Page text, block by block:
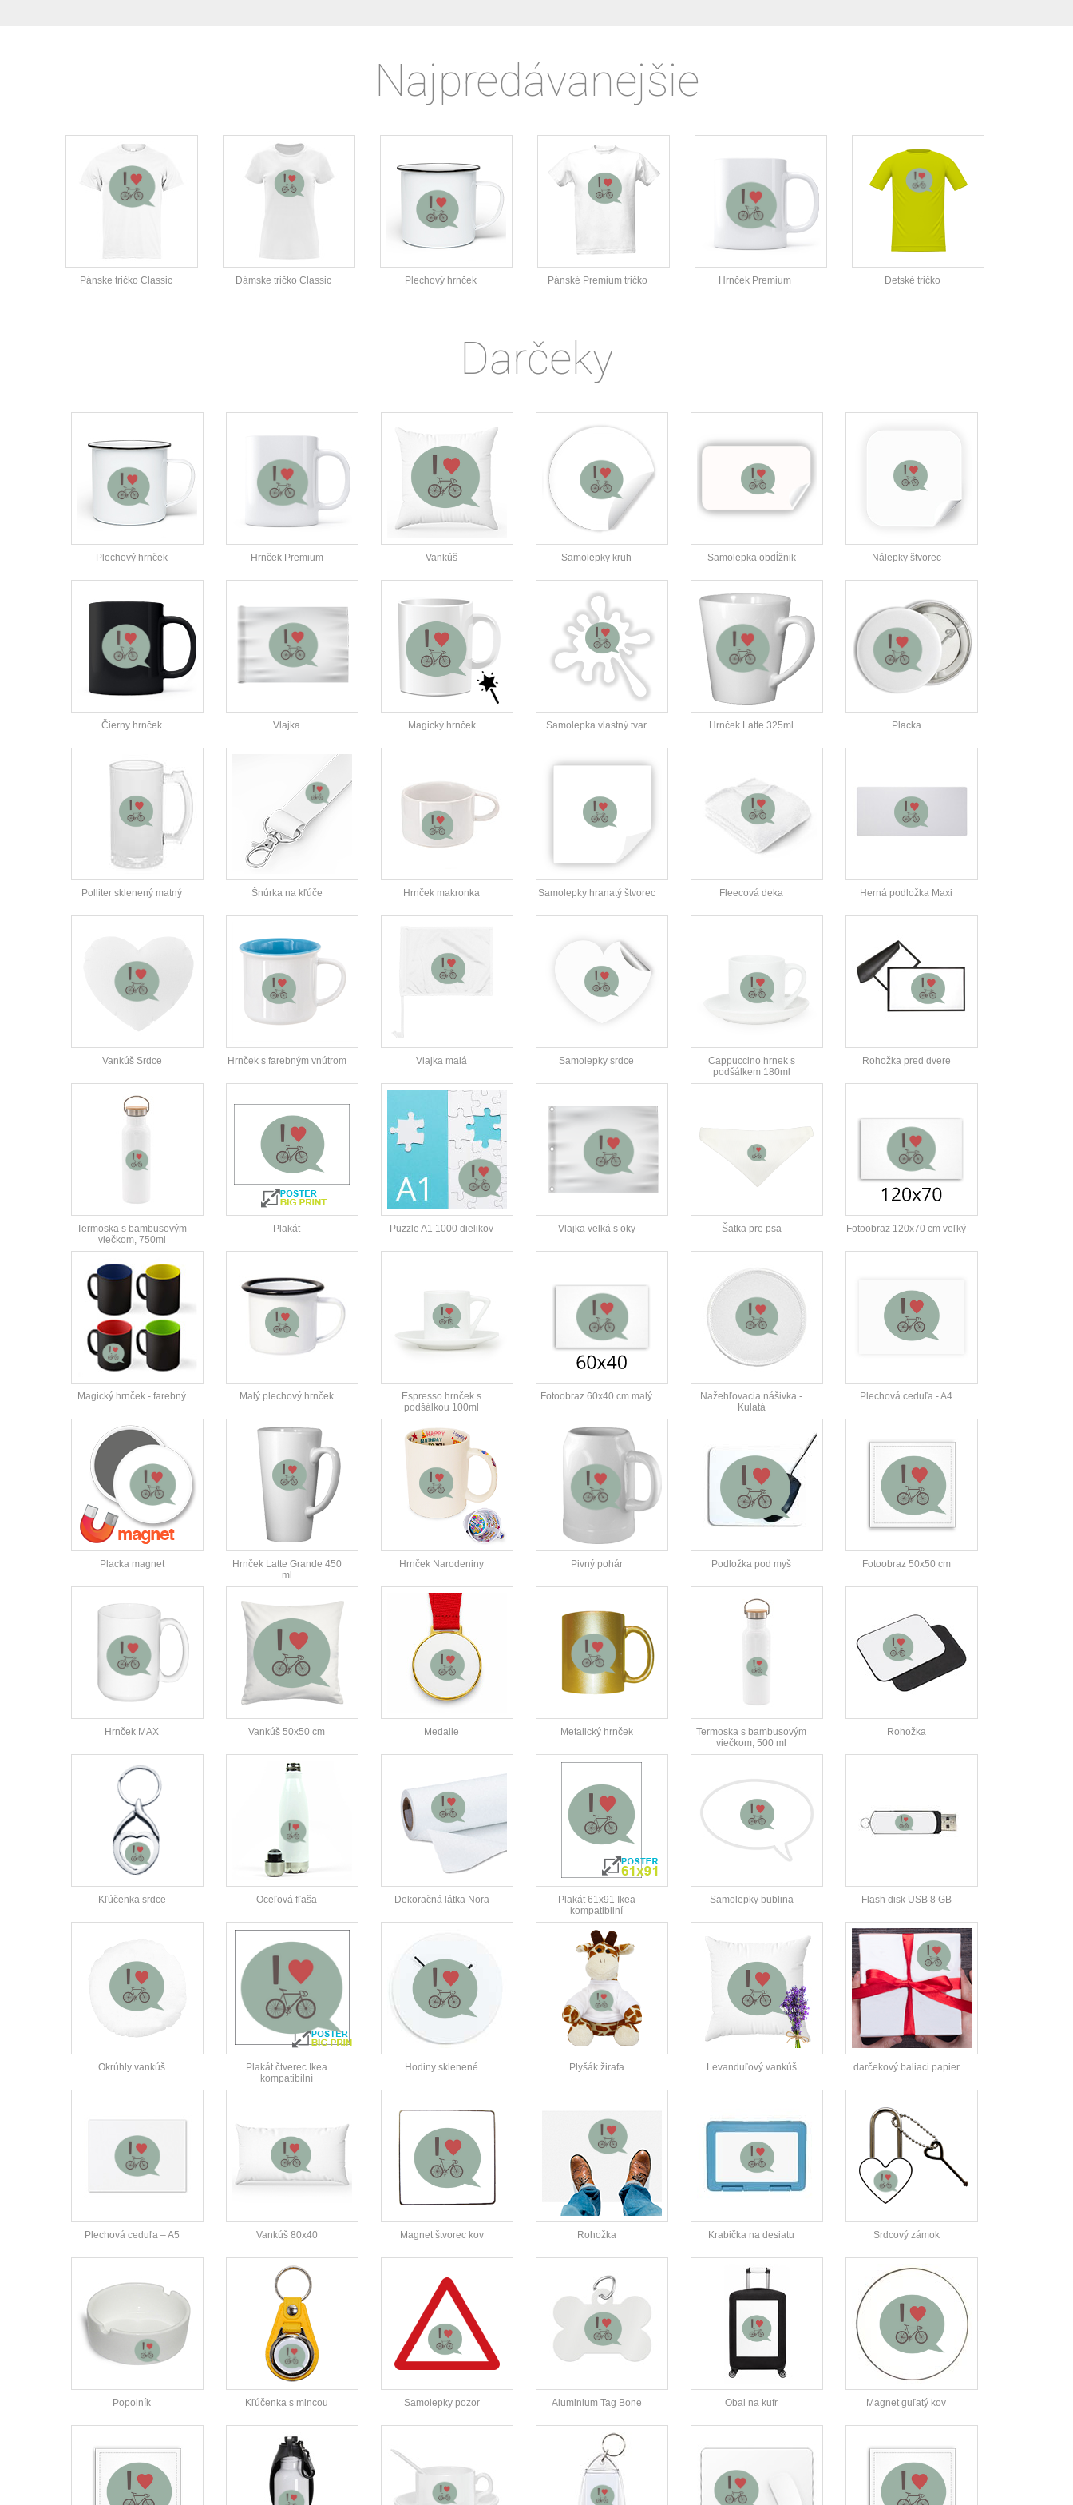
Najpredávanejšie
Pánske tričko Classic Dámske tričko Classic Plechový hrnček Pánské Premium tričko Hrnček Premium Detské tričko
Darčeky
Plechový hrnček Hrnček Premium Vankúš Samolepky kruh Samolepka obdĺžnik Nálepky štvorec
Čierny hrnček Vlajka Magický hrnček Samolepka vlastný tvar Hrnček Latte 325ml Placka
Polliter sklenený matný Šnúrka na kľúče Hrnček makronka Samolepky hranatý štvorec Fleecová deka Herná podložka Maxi
Vankúš Srdce Hrnček s farebným vnútrom Vlajka malá Samolepky srdce
Cappuccino hrnek s
podšálkem 180ml
Rohožka pred dvere
Termoska s bambusovým
viečkom, 750ml
Plakát Puzzle A1 1000 dielikov Vlajka velká s oky Šatka pre psa Fotoobraz 120x70 cm veľký
Magický hrnček - farebný Malý plechový hrnček
Espresso hrnček s
podšálkou 100ml
Fotoobraz 60x40 cm malý
Nažehľovacia nášivka -
Kulatá
Plechová ceduľa - A4
Placka magnet
Hrnček Latte Grande 450
ml
Hrnček Narodeniny Pivný pohár Podložka pod myš Fotoobraz 50x50 cm
Hrnček MAX Vankúš 50x50 cm Medaile Metalický hrnček
Termoska s bambusovým
viečkom, 500 ml
Rohožka
Kľúčenka srdce Oceľová fľaša Dekoračná látka Nora
Plakát 61x91 Ikea
kompatibilní
Samolepky bublina Flash disk USB 8 GB
Okrúhly vankúš
Plakát čtverec Ikea
kompatibilní
Hodiny sklenené Plyšák žirafa Levanduľový vankúš darčekový baliaci papier
Plechová ceduľa – A5 Vankúš 80x40 Magnet štvorec kov Rohožka Krabička na desiatu Srdcový zámok
Popolník Kľúčenka s mincou Samolepky pozor Aluminium Tag Bone Obal na kufr Magnet guľatý kov